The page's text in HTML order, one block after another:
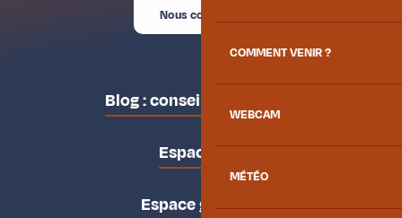
COMMENT VENIR ?
WEBCAM
MÉTÉO
Nous contacter
Blog : conseils des locaux
Espace pro
Espace groupes